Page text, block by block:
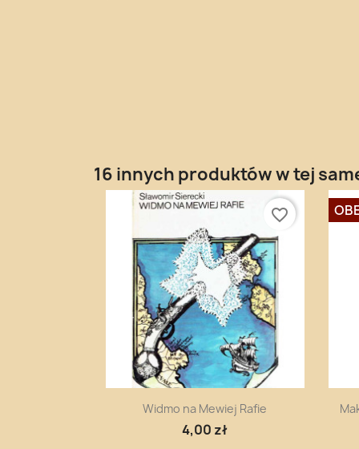
16 innych produktów w tej
Szybki podgląd
Widmo na Mewiej Rafie
4,00 zł
favorite_border